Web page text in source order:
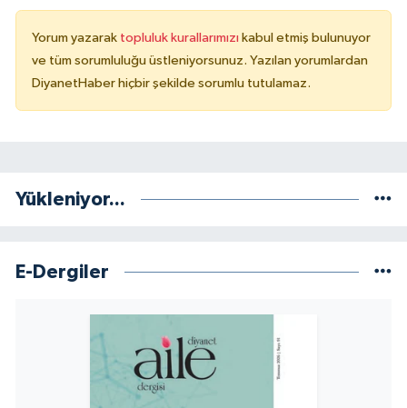
Yorum yazarak topluluk kurallarımızı kabul etmiş bulunuyor
ve tüm sorumluluğu üstleniyorsunuz. Yazılan yorumlardan
DiyanetHaber hiçbir şekilde sorumlu tutulamaz.
Yükleniyor...
E-Dergiler
Rize Müftülüğü
Siirt Müftülüğü
Sinop Müftülüğü
Şanlıurfa Müftülüğü
Şırnak Müftülüğü